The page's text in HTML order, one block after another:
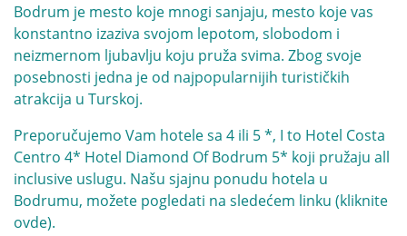
Bodrum je mesto koje mnogi sanjaju, mesto koje vas
konstantno izaziva svojom lepotom, slobodom i
neizmernom ljubavlju koju pruža svima. Zbog svoje
posebnosti jedna je od najpopularnijih turističkih
atrakcija u Turskoj.
Preporučujemo Vam hotele sa 4 ili 5 *, I to Hotel Costa
Centro 4* Hotel Diamond Of Bodrum 5* koji pružaju all
inclusive uslugu. Našu sjajnu ponudu hotela u
Bodrumu, možete pogledati na sledećem linku (kliknite
ovde).